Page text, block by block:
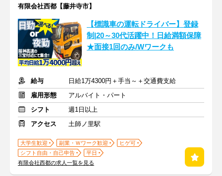
有限会社西都【藤井寺市】
【標識車の運転ドライバー】登録
制|20～30代活躍中！日給満額保障
★面接1回のみ/Wワークも
給与
日給1万4300円＋手当～＋交通費支給
雇用形態
アルバイト・パート
シフト
週1日以上
アクセス
土師ノ里駅
大学生歓迎 副業・Ｗワーク歓迎
ヒゲ可
シフト自由・自己申告
平日
有限会社西都の求人一覧を見る